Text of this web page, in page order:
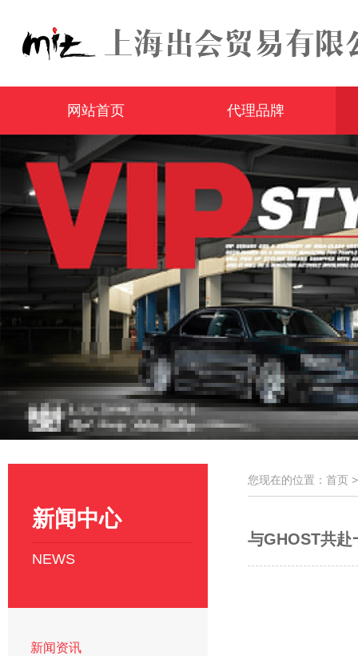
网站首页 代理品牌
新闻中心
NEWS
新闻资讯
您现在的位置：首页
与GHOST共赴